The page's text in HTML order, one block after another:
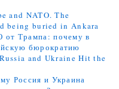
and NATO. The
being buried in Ankara
Трампа: почему в
бюрократию
and Ukraine Hit the
Россия и Украина